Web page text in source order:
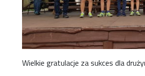
Wielkie gratulacje za sukces dla